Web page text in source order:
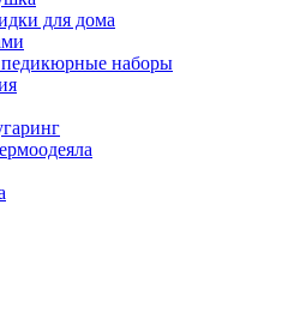
для дома
наборы